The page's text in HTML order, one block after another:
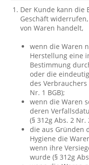
Der Kunde kann die
Geschäft
von Waren handelt,
wenn die Waren
Herstellung eine
Bestimmung
oder die
des
Nr. 1 BGB);
wenn die Waren
deren
(§ 312g Abs. 2 Nr.
die aus Gründen
Hygiene die
wenn ihre
wurde (§ 312g